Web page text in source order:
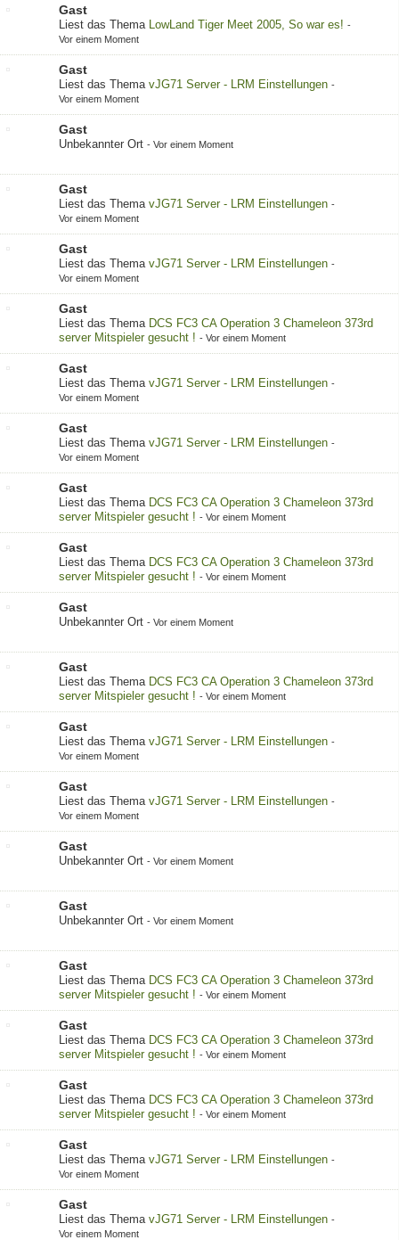
Gast
Liest das Thema LowLand Tiger Meet 2005, So war es! -
Vor einem Moment
Gast
Liest das Thema vJG71 Server - LRM Einstellungen -
Vor einem Moment
Gast
Unbekannter Ort - Vor einem Moment
Gast
Liest das Thema vJG71 Server - LRM Einstellungen -
Vor einem Moment
Gast
Liest das Thema vJG71 Server - LRM Einstellungen -
Vor einem Moment
Gast
Liest das Thema DCS FC3 CA Operation 3 Chameleon 373rd
server Mitspieler gesucht ! - Vor einem Moment
Gast
Liest das Thema vJG71 Server - LRM Einstellungen -
Vor einem Moment
Gast
Liest das Thema vJG71 Server - LRM Einstellungen -
Vor einem Moment
Gast
Liest das Thema DCS FC3 CA Operation 3 Chameleon 373rd
server Mitspieler gesucht ! - Vor einem Moment
Gast
Liest das Thema DCS FC3 CA Operation 3 Chameleon 373rd
server Mitspieler gesucht ! - Vor einem Moment
Gast
Unbekannter Ort - Vor einem Moment
Gast
Liest das Thema DCS FC3 CA Operation 3 Chameleon 373rd
server Mitspieler gesucht ! - Vor einem Moment
Gast
Liest das Thema vJG71 Server - LRM Einstellungen -
Vor einem Moment
Gast
Liest das Thema vJG71 Server - LRM Einstellungen -
Vor einem Moment
Gast
Unbekannter Ort - Vor einem Moment
Gast
Unbekannter Ort - Vor einem Moment
Gast
Liest das Thema DCS FC3 CA Operation 3 Chameleon 373rd
server Mitspieler gesucht ! - Vor einem Moment
Gast
Liest das Thema DCS FC3 CA Operation 3 Chameleon 373rd
server Mitspieler gesucht ! - Vor einem Moment
Gast
Liest das Thema DCS FC3 CA Operation 3 Chameleon 373rd
server Mitspieler gesucht ! - Vor einem Moment
Gast
Liest das Thema vJG71 Server - LRM Einstellungen -
Vor einem Moment
Gast
Liest das Thema vJG71 Server - LRM Einstellungen -
Vor einem Moment